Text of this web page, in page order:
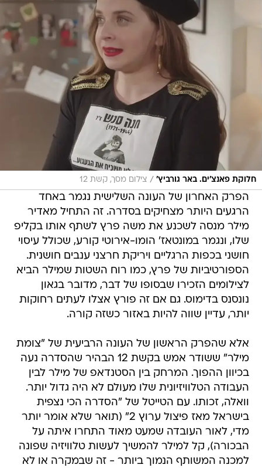
חלוקת פאנצ'ים. באר גורביץ' / צילום מסך, קשת 12
הפרק האחרון של העונה השלישית נגמר באחד
הרגעים היותר מצחיקים בסדרה. זה התחיל מאדיר
מילר מנסה לשכנע את משה פרץ לשתף אותו בקליפ
שלו, ונגמר במונטאז' הומו-אירוטי קורע, שכולל עיסוי
חושני בכפות הרגליים ויריקת חרצני ענבים חושנית.
הספורטיביות של פרץ, כמו רוח השטות שמילר הביא
לצילומים הזכירו שבסופו של דבר, מדובר בגאון
נונסנס בדימוס. גם אם זה פורץ אצלו לעתים רחוקות
יותר, עדיין שווה להיות באזור כשזה קורה.
אלא שהפרק הראשון של העונה הרביעית של "צומת
מילר" ששודר אמש בקשת 12 הבהיר שהסדרה נעה
בכיוון ההפוך. המרחק בין הסטנדאפ של מילר לבין
העבודה הטלוויזיונית שלו מעולם לא היה גדול יותר.
וואלה, זכותו. עם הטייטל של "הסדרה הכי נצפית
בישראל מאז פיצול ערוץ 2" (תואר שלא אומר יותר
מדי, לאור העובדה שמעט מאוד התחרו איתה על
הבכורה), קל למילר להמשיך לעשות טלוויזיה שפונה
למכנה המשותף הנמוך ביותר - זה שבמקרה או לא